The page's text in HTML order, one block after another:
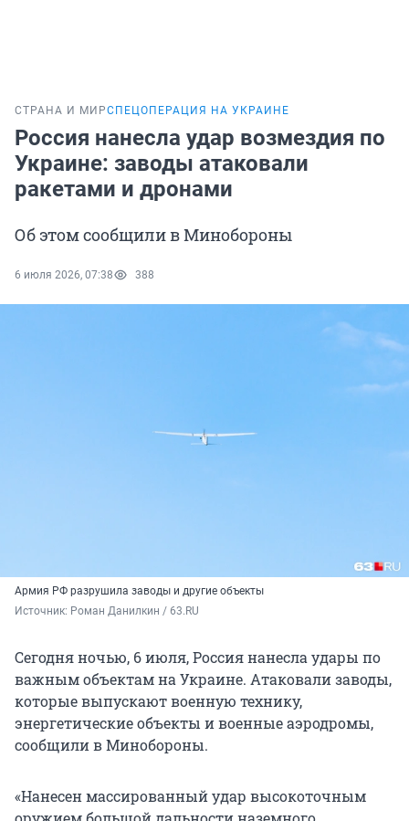
СТРАНА И МИРСПЕЦОПЕРАЦИЯ НА УКРАИНЕ
Россия нанесла удар возмездия по
Украине: заводы атаковали
ракетами и дронами
Об этом сообщили в Минобороны
6 июля 2026, 07:38 388
Армия РФ разрушила заводы и другие объекты
Источник: Роман Данилкин / 63.RU
Сегодня ночью, 6 июля, Россия нанесла удары по
важным объектам на Украине. Атаковали заводы,
которые выпускают военную технику,
энергетические объекты и военные аэродромы,
сообщили в Минобороны.
«Нанесен массированный удар высокоточным